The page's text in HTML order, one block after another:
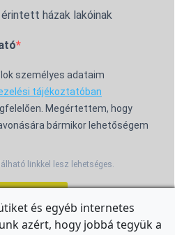
házak lakóinak
személyes adataim
tájékoztatóban
Megértettem, hogy
bármikor lehetőségem
linkkel lesz lehetséges.
és egyéb internetes
azért, hogy jobbá tegyük a